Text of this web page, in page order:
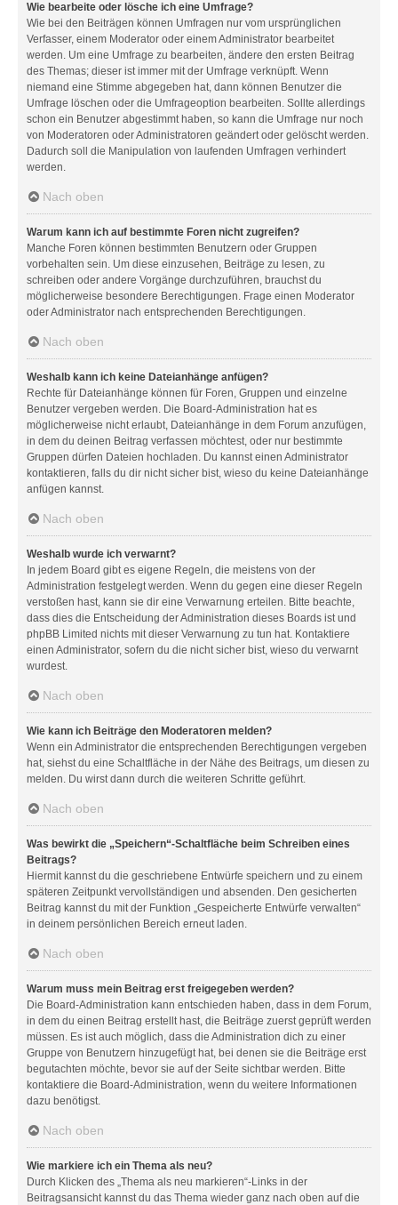
Wie bearbeite oder lösche ich eine Umfrage?
Wie bei den Beiträgen können Umfragen nur vom ursprünglichen
Verfasser, einem Moderator oder einem Administrator bearbeitet
werden. Um eine Umfrage zu bearbeiten, ändere den ersten Beitrag
des Themas; dieser ist immer mit der Umfrage verknüpft. Wenn
niemand eine Stimme abgegeben hat, dann können Benutzer die
Umfrage löschen oder die Umfrageoption bearbeiten. Sollte allerdings
schon ein Benutzer abgestimmt haben, so kann die Umfrage nur noch
von Moderatoren oder Administratoren geändert oder gelöscht werden.
Dadurch soll die Manipulation von laufenden Umfragen verhindert
werden.
Nach oben
Warum kann ich auf bestimmte Foren nicht zugreifen?
Manche Foren können bestimmten Benutzern oder Gruppen
vorbehalten sein. Um diese einzusehen, Beiträge zu lesen, zu
schreiben oder andere Vorgänge durchzuführen, brauchst du
möglicherweise besondere Berechtigungen. Frage einen Moderator
oder Administrator nach entsprechenden Berechtigungen.
Nach oben
Weshalb kann ich keine Dateianhänge anfügen?
Rechte für Dateianhänge können für Foren, Gruppen und einzelne
Benutzer vergeben werden. Die Board-Administration hat es
möglicherweise nicht erlaubt, Dateianhänge in dem Forum anzufügen,
in dem du deinen Beitrag verfassen möchtest, oder nur bestimmte
Gruppen dürfen Dateien hochladen. Du kannst einen Administrator
kontaktieren, falls du dir nicht sicher bist, wieso du keine Dateianhänge
anfügen kannst.
Nach oben
Weshalb wurde ich verwarnt?
In jedem Board gibt es eigene Regeln, die meistens von der
Administration festgelegt werden. Wenn du gegen eine dieser Regeln
verstoßen hast, kann sie dir eine Verwarnung erteilen. Bitte beachte,
dass dies die Entscheidung der Administration dieses Boards ist und
phpBB Limited nichts mit dieser Verwarnung zu tun hat. Kontaktiere
einen Administrator, sofern du die nicht sicher bist, wieso du verwarnt
wurdest.
Nach oben
Wie kann ich Beiträge den Moderatoren melden?
Wenn ein Administrator die entsprechenden Berechtigungen vergeben
hat, siehst du eine Schaltfläche in der Nähe des Beitrags, um diesen zu
melden. Du wirst dann durch die weiteren Schritte geführt.
Nach oben
Was bewirkt die „Speichern“-Schaltfläche beim Schreiben eines
Beitrags?
Hiermit kannst du die geschriebene Entwürfe speichern und zu einem
späteren Zeitpunkt vervollständigen und absenden. Den gesicherten
Beitrag kannst du mit der Funktion „Gespeicherte Entwürfe verwalten“
in deinem persönlichen Bereich erneut laden.
Nach oben
Warum muss mein Beitrag erst freigegeben werden?
Die Board-Administration kann entschieden haben, dass in dem Forum,
in dem du einen Beitrag erstellt hast, die Beiträge zuerst geprüft werden
müssen. Es ist auch möglich, dass die Administration dich zu einer
Gruppe von Benutzern hinzugefügt hat, bei denen sie die Beiträge erst
begutachten möchte, bevor sie auf der Seite sichtbar werden. Bitte
kontaktiere die Board-Administration, wenn du weitere Informationen
dazu benötigst.
Nach oben
Wie markiere ich ein Thema als neu?
Durch Klicken des „Thema als neu markieren“-Links in der
Beitragsansicht kannst du das Thema wieder ganz nach oben auf die